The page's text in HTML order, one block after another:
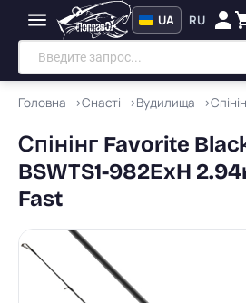
UA RU
Головна Снасті Вудилища
Спінінг Favorite
BSWTS1-982ExH
Fast